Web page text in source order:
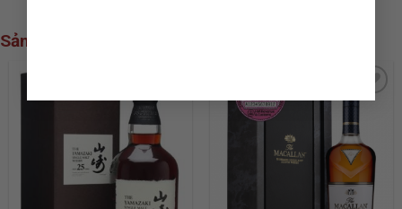
Sản phẩm xem nhiều nhất
ADD TO
WISHLIST
ADD TO
WISHLIST